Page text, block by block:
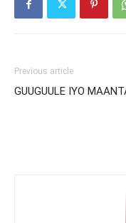
Previous article
GUUGUULE IYO